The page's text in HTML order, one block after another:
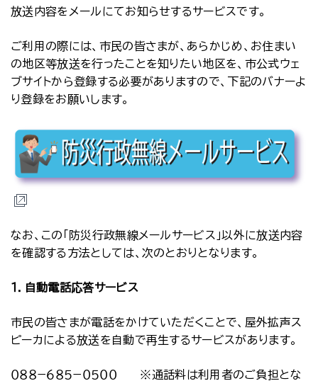
放送内容をメールにてお知らせするサービスです。
ご利用の際には、市民の皆さまが、あらかじめ、お住まい
の地区等放送を行ったことを知りたい地区を、市公式ウェ
ブサイトから登録する必要がありますので、下記のバナーよ
り登録をお願いします。
なお、この「防災行政無線メールサービス」以外に放送内容
を確認する方法としては、次のとおりとなります。
１．自動電話応答サービス
市民の皆さまが電話をかけていただくことで、屋外拡声ス
ピーカによる放送を自動で再生するサービスがあります。
０８８−６８５−０５００ ※通話料は利用者のご負担とな